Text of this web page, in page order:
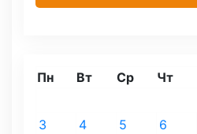
Пн Вт Ср Чт
3
4 5 6